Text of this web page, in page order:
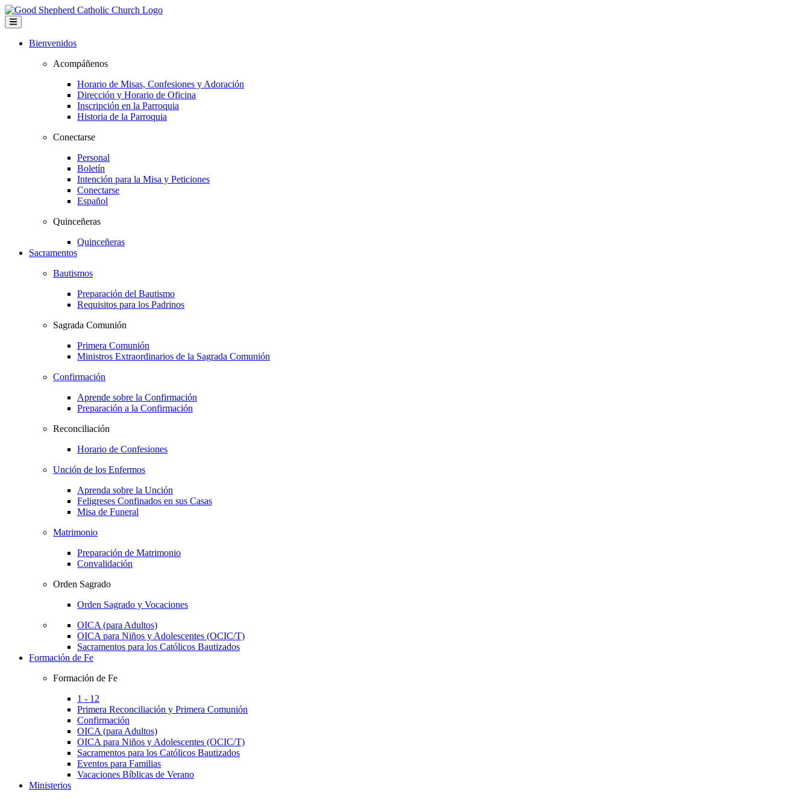
Bienvenidos
Acompáñenos
Horario de Misas, Confesiones y Adoración
Dirección y Horario de Oficina
Inscripción en la Parroquia
Historia de la Parroquia
Conectarse
Personal
Boletín
Intención para la Misa y Peticiones
Conectarse
Español
Quinceñeras
Quinceñeras
Sacramentos
Bautismos
Preparación del Bautismo
Requisitos para los Padrinos
Sagrada Comunión
Primera Comunión
Ministros Extraordinarios de la Sagrada Comunión
Confirmación
Aprende sobre la Confirmación
Preparación a la Confirmación
Reconciliación
Horario de Confesiones
Unción de los Enfermos
Aprenda sobre la Unción
Feligreses Confinados en sus Casas
Misa de Funeral
Matrimonio
Preparación de Matrimonio
Convalidación
Orden Sagrado
Orden Sagrado y Vocaciones
OICA (para Adultos)
OICA para Niños y Adolescentes (OCIC/T)
Sacramentos para los Católicos Bautizados
Formación de Fe
Formación de Fe
1 - 12
Primera Reconciliación y Primera Comunión
Confirmación
OICA (para Adultos)
OICA para Niños y Adolescentes (OCIC/T)
Sacramentos para los Católicos Bautizados
Eventos para Familias
Vacaciones Bíblicas de Verano
Ministerios